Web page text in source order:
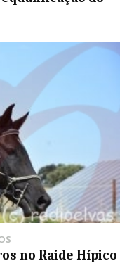
no Raide Hípico